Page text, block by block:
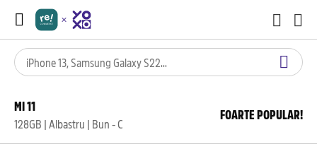
MI 11
128GB | Albastru | Bun - C
FOARTE POPULAR!